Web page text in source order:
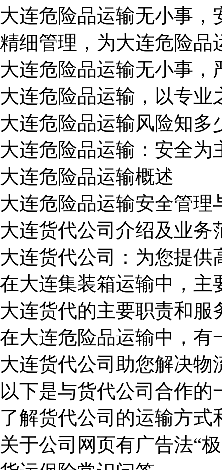
大连危险品运输无小事，
精细管理，为大连危险品
大连危险品运输无小事，
大连危险品运输，以专业
大连危险品运输风险知多
大连危险品运输：安全为
大连危险品运输概述
大连危险品运输安全管理
大连货代公司介绍及业务
大连货代公司：为您提供
在大连集装箱运输中，主
大连货代的主要职责和服
在大连危险品运输中，有
大连货代公司助您解决物
以下是与货代公司合作的
了解货代公司的运输方式
关于公司网页有广告法“